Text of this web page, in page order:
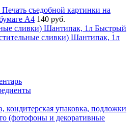
Печать съедобной картинки на
А4 140 руб.
Быстрый
сливки) Шантипак, 1л
кондитерская упаковка, подложки
(фотофоны и декоративные